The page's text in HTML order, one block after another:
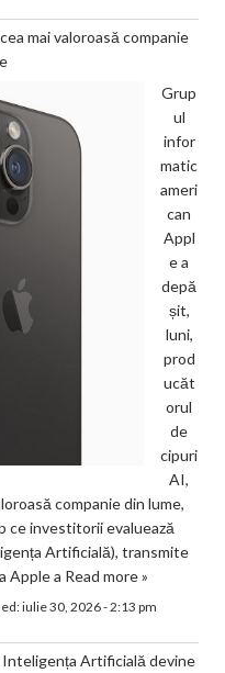
mai valoroasă companie
Grup
ul
infor
matic
ameri
can
Appl
e a
depă
șit,
luni,
prod
ucăt
orul
de
cipuri
AI,
companie din lume,
ce investitorii evaluează
Artificială), transmite
Apple a Read more »
iulie 30, 2026 - 2:13 pm
Artificială devine